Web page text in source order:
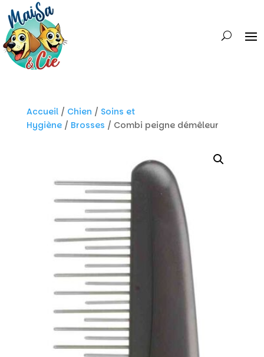
Accueil/ Chien / Soins et
Hygiène/ Brosses / Combi peigne démêleur